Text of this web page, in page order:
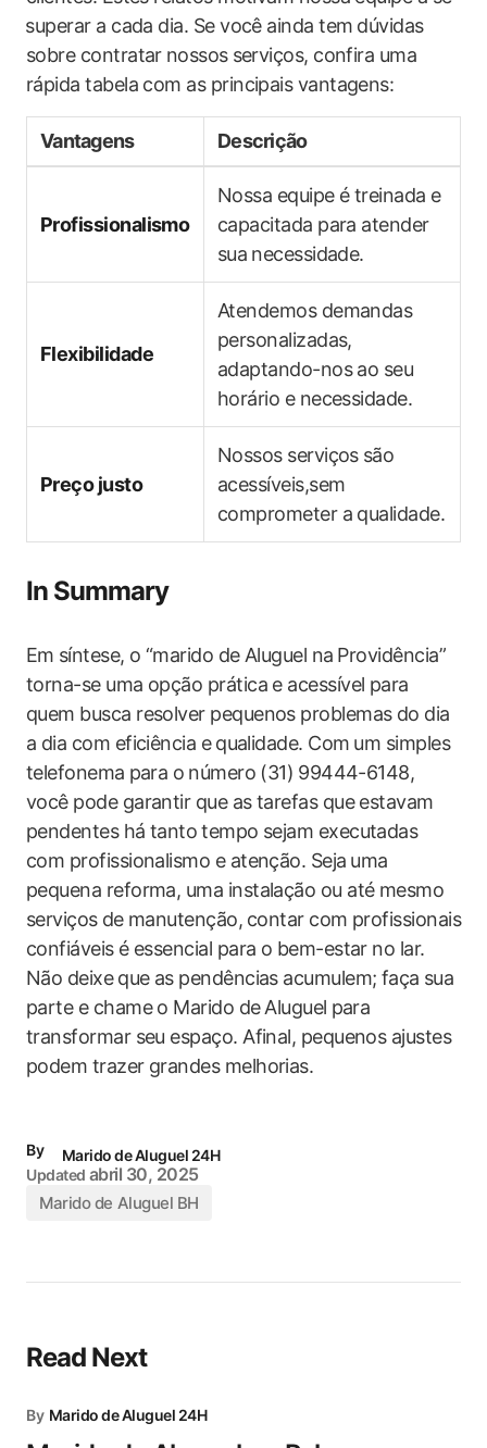
⁣superar a cada dia. Se você ‌ainda tem⁣ dúvidas
sobre contratar ⁣nossos⁣ serviços, confira uma
rápida ‌tabela com as principais vantagens:
Vantagens Descrição
Profissionalismo
Nossa equipe ​é treinada e ​
capacitada para atender
sua⁢ necessidade.
Flexibilidade
Atendemos demandas
personalizadas,
adaptando-nos ao seu
horário ‌e necessidade.
Preço justo
Nossos‌ serviços⁣ são
acessíveis,sem
comprometer a qualidade.
In Summary
Em⁣ síntese, o “marido ‌de Aluguel na⁤ Providência”
torna-se uma opção prática e acessível para
quem busca resolver pequenos problemas do dia
a dia com eficiência e⁣ qualidade. Com ⁤um simples
telefonema ⁣para o ⁤número​ (31)⁢ 99444-6148, ​
você pode garantir ‍que as tarefas que estavam
pendentes há tanto⁤ tempo sejam executadas
‍com profissionalismo ‌e atenção.‌ Seja⁤ uma
‌pequena reforma, uma instalação ou até mesmo
serviços ⁣de manutenção,⁣ contar com profissionais
confiáveis é essencial ​para o bem-estar no lar.
Não deixe⁣ que as pendências acumulem; faça ⁢sua
parte ​e chame o Marido de⁤ Aluguel ⁣para
transformar ‌seu espaço. Afinal, ​pequenos ajustes‌
podem ​trazer grandes ‌melhorias.
By
Marido de Aluguel 24H
Updated abril 30, 2025
Marido de Aluguel BH
Read Next
By Marido de Aluguel 24H